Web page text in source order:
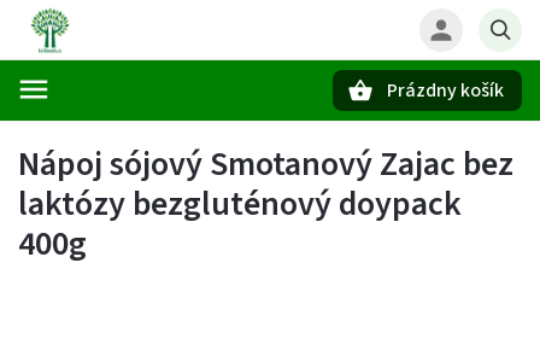
Prázdny košík
Nápoj sójový Smotanový Zajac bez
laktózy bezgluténový doypack
400g